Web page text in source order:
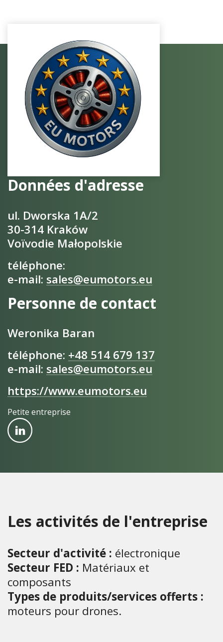
Données d'adresse
ul. Dworska 1A/2
30-314 Kraków
Voïvodie Małopolskie
téléphone:
e-mail: sales@eumotors.eu
Personne de contact
Weronika Baran
téléphone: +48 514 679 137
e-mail: sales@eumotors.eu
https://www.eumotors.eu
Petite entreprise
Les activités de l'entreprise
Secteur d'activité : électronique
Secteur FED : Matériaux et
composants
Types de produits/services offerts :
moteurs pour drones.